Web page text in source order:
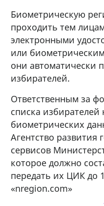
Биометрическую
проходить тем
электронными
или
они автоматически
избирателей.
Ответственным за
списка избирателей
биометрических
Агентство развития
сервисов
которое должно
передать их ЦИК до
«nregion.com»